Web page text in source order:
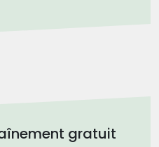
gratuit